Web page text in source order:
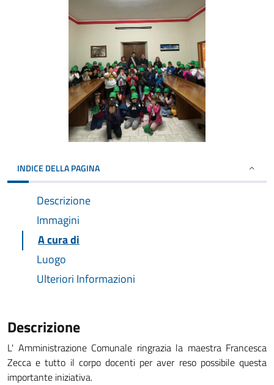
INDICE DELLA PAGINA
Descrizione
Immagini
A cura di
Luogo
Ulteriori Informazioni
Descrizione
L' Amministrazione Comunale ringrazia la maestra Francesca
Zecca e tutto il corpo docenti per aver reso possibile questa
importante iniziativa.